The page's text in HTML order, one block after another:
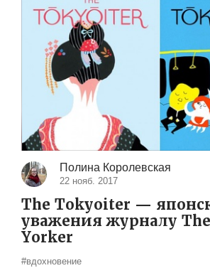
Полина Королевская
22 нояб. 2017
The Tokyoiter —
уважения журналу
Yorker
#вдохновение